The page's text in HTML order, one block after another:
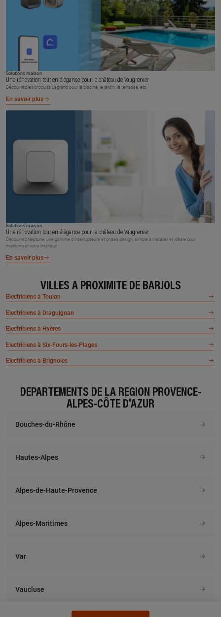
Solutions maison
Une rénovation tout en élégance pour le château de Vaugrenier
Découvrez les produits Legrand pour la piscine, le jardin, la terrasse, etc.
En savoir plus
Solutions maison
Une rénovation tout en élégance pour le château de Vaugrenier
Découvrez Neptune, une gamme d’interrupteurs et prises design, simple à installer et idéale pour
moderniser votre intérieur.
En savoir plus
VILLES À PROXIMITÉ DE BARJOLS
Electriciens à Toulon
Electriciens à Draguignan
Electriciens à Hyères
Electriciens à Six-Fours-les-Plages
Electriciens à Brignoles
DÉPARTEMENTS DE LA RÉGION PROVENCE-
ALPES-CÔTE D'AZUR
Bouches-du-Rhône
Hautes-Alpes
Alpes-de-Haute-Provence
Alpes-Maritimes
Var
Vaucluse